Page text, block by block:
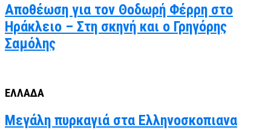
Αποθέωση για τον Θοδωρή Φέρρη στο
Ηράκλειο – Στη σκηνή και ο Γρηγόρης
Σαμόλης
ΕΛΛΑΔΑ
Μεγάλη πυρκαγιά στα Ελληνοσκοπιανα